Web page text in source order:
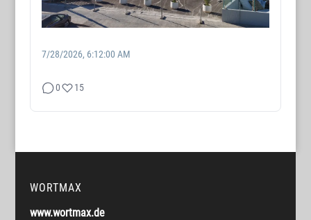
7/28/2026, 6:12:00 AM
0 15
WORTMAX
www.wortmax.de